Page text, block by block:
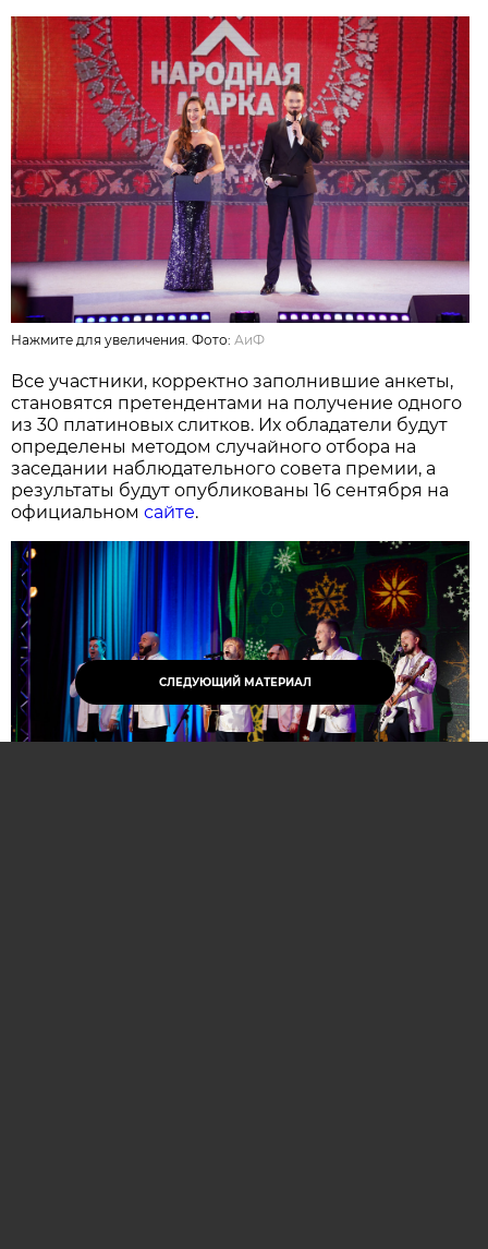
СЛЕДУЮЩИЙ МАТЕРИАЛ
Нажмите для увеличения. Фото:АиФ
Все участники, корректно заполнившие анкеты,
становятся претендентами на получение одного
из 30 платиновых слитков. Их обладатели будут
определены методом случайного отбора на
заседании наблюдательного совета премии, а
результаты будут опубликованы 16 сентября на
официальномсайте.